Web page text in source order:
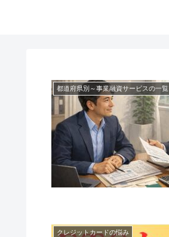
都道府県別～事業融資サービスの一覧
クレジットカードの悩み